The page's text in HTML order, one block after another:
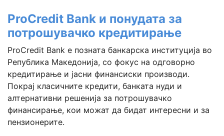
ProCredit Bank и понудата за
потрошувачко кредитирање
ProCredit Bank е позната банкарска институција во
Република Македонија, со фокус на одговорно
кредитирање и јасни финансиски производи.
Покрај класичните кредити, банката нуди и
алтернативни решенија за потрошувачко
финансирање, кои можат да бидат интересни и за
пензионерите.